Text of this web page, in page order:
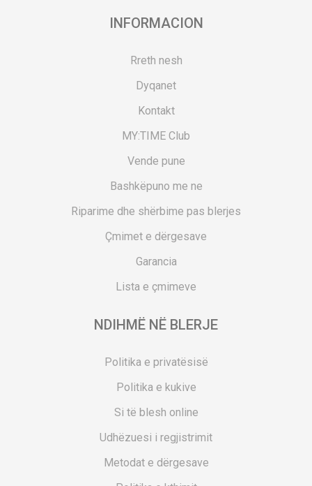
INFORMACION
Rreth nesh
Dyqanet
Kontakt
MY:TIME Club
Vende pune
Bashkëpuno me ne
Riparime dhe shërbime pas blerjes
Çmimet e dërgesave
Garancia
Lista e çmimeve
NDIHMË NË BLERJE
Politika e privatësisë
Politika e kukive
Si të blesh online
Udhëzuesi i regjistrimit
Metodat e dërgesave